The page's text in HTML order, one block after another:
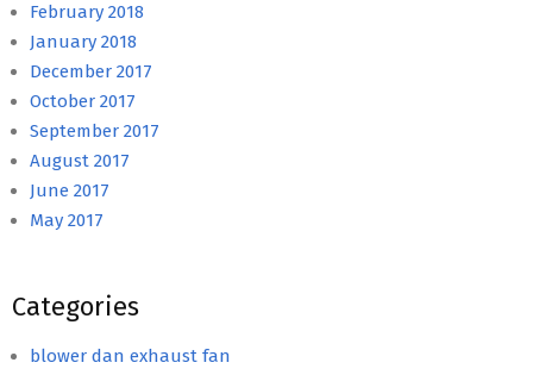
February 2018
January 2018
December 2017
October 2017
September 2017
August 2017
June 2017
May 2017
Categories
blower dan exhaust fan